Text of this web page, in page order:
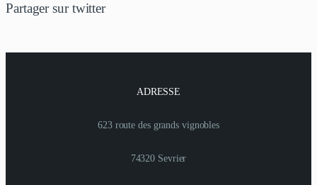
Partager sur twitter
ADRESSE
623 route des grands vignobles
74320 Sevrier